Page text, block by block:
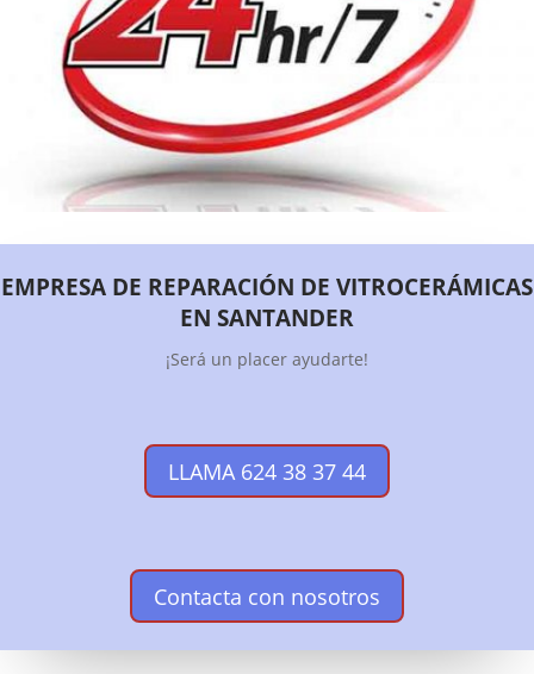
EMPRESA DE REPARACIÓN DE VITROCERÁMICAS
EN SANTANDER
¡Será un placer ayudarte!
LLAMA 624 38 37 44
Contacta con nosotros